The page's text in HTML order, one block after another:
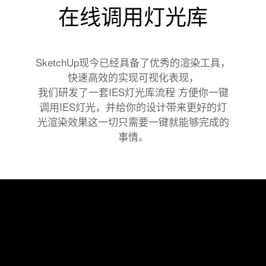
在线调用灯光库
SketchUp现今已经具备了优秀的渲染工具，
快速高效的实现可视化表现，
我们研发了一套IES灯光库流程 方便你一键
调用IES灯光，并给你的设计带来更好的灯
光渲染效果这一切只需要一键就能够完成的
事情。